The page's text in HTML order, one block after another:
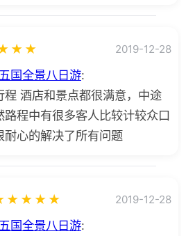
★ ★ 2019-12-28
国全景八日游:
程 酒店和景点都很满意，中途
程中有很多客人比较计较众口
耐心的解决了所有问题
★ ★ ★ ★ 2019-12-28
国全景八日游: